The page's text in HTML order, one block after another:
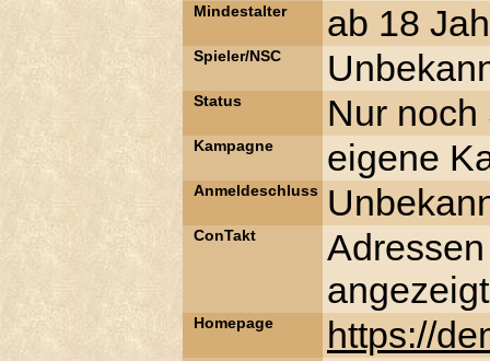
Mindestalter ab 18
Spieler/NSC
Status Nur
Kampagne eigene
Anmeldeschluss
ConTakt
angezeigt
Homepage https://